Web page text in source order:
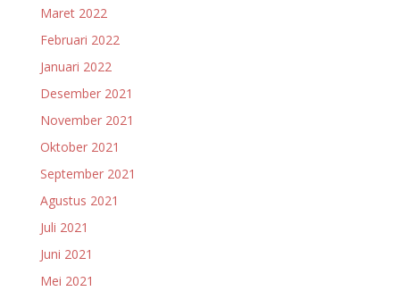
Maret 2022
Februari 2022
Januari 2022
Desember 2021
November 2021
Oktober 2021
September 2021
Agustus 2021
Juli 2021
Juni 2021
Mei 2021